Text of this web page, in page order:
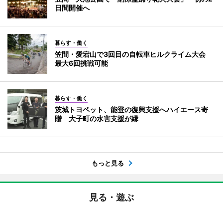
日間開催へ
暮らす・働く
笠間・愛宕山で3回目の自転車ヒルクライム大会
最大6回挑戦可能
暮らす・働く
茨城トヨペット、能登の復興支援へハイエース寄
贈 大子町の水害支援が縁
もっと見る
見る・遊ぶ